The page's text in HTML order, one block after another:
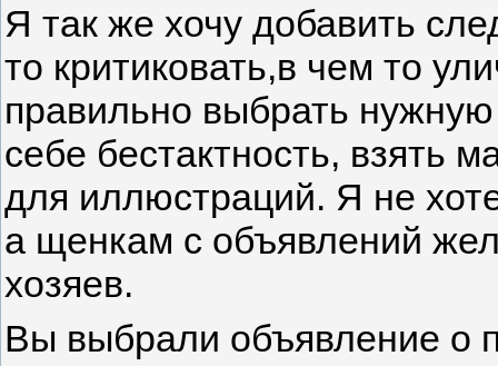
Я так же хочу добавить
то критиковать,в чем то
правильно выбрать
себе бестактность, взять
для иллюстраций. Я не
а щенкам с объявлений
хозяев.
Вы выбрали объявление о